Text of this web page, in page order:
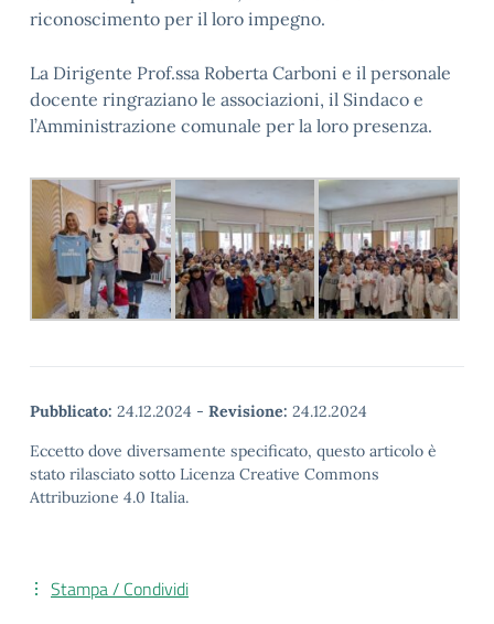
riconoscimento per il loro impegno.
La Dirigente Prof.ssa Roberta Carboni e il personale
docente ringraziano le associazioni, il Sindaco e
l’Amministrazione comunale per la loro presenza.
Pubblicato: 24.12.2024 - Revisione: 24.12.2024
Eccetto dove diversamente specificato, questo articolo è
stato rilasciato sotto Licenza Creative Commons
Attribuzione 4.0 Italia.
Stampa / Condividi